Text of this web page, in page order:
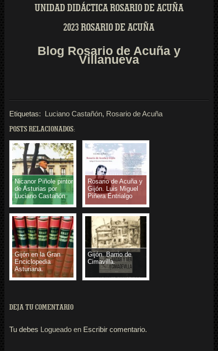
UNIDAD DIDÁCTICA ROSARIO DE ACUÑA
2023 ROSARIO DE ACUÑA
Blog Rosario de Acuña y
Villanueva
Etiquetas: Luciano Castañón, Rosario de Acuña
POSTS RELACIONADOS:
Nicanor Piñole pintor
de Asturias por
Luciano Castañón
Rosario de Acuña y
Gijón. Luis Miguel
Piñera Entrialgo
Gijón en la Gran
Enciclopedia
Asturiana.
Gijón. Barrio de
Cimavilla.
DEJA TU COMENTARIO
Tu debes Logueado enEscribir comentario.